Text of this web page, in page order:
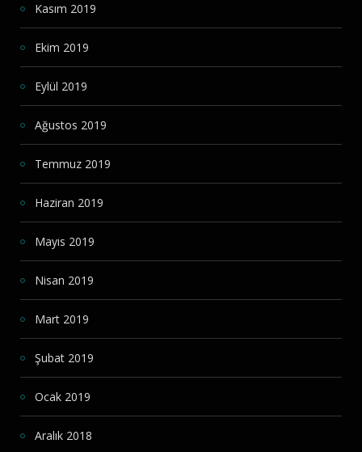
Kasım 2019
Ekim 2019
Eylül 2019
Ağustos 2019
Temmuz 2019
Haziran 2019
Mayıs 2019
Nisan 2019
Mart 2019
Şubat 2019
Ocak 2019
Aralık 2018